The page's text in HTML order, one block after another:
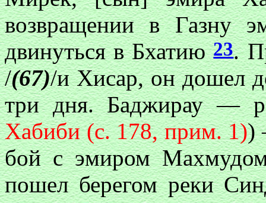
возвращении в Газну
двинуться в Бхатию23.
/(67)/и Хисар, он дошел
три дня. Баджирау —
Хабиби (с. 178, прим. 1))
бой с эмиром
пошел берегом реки